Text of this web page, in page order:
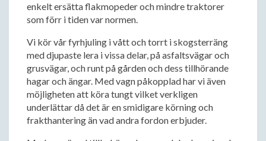
enkelt ersätta flakmopeder och mindre traktorer
som förr i tiden var normen.
Vi kör vår fyrhjuling i vått och torrt i skogsterräng
med djupaste lera i vissa delar, på asfaltsvägar och
grusvägar, och runt på gården och dess tillhörande
hagar och ängar. Med vagn påkopplad har vi även
möjligheten att köra tungt vilket verkligen
underlättar då det är en smidigare körning och
frakthantering än vad andra fordon erbjuder.